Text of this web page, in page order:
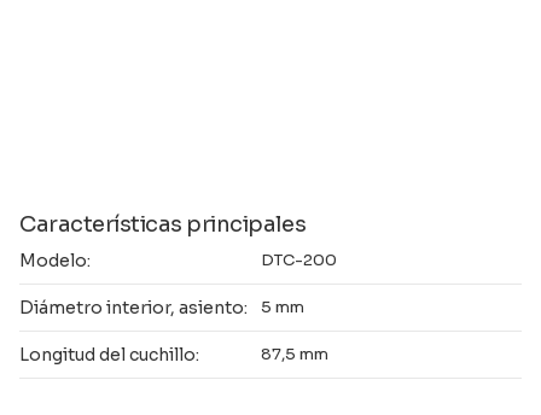
Características principales
Modelo: DTC-200
Diámetro interior, asiento: 5 mm
Longitud del cuchillo: 87,5 mm